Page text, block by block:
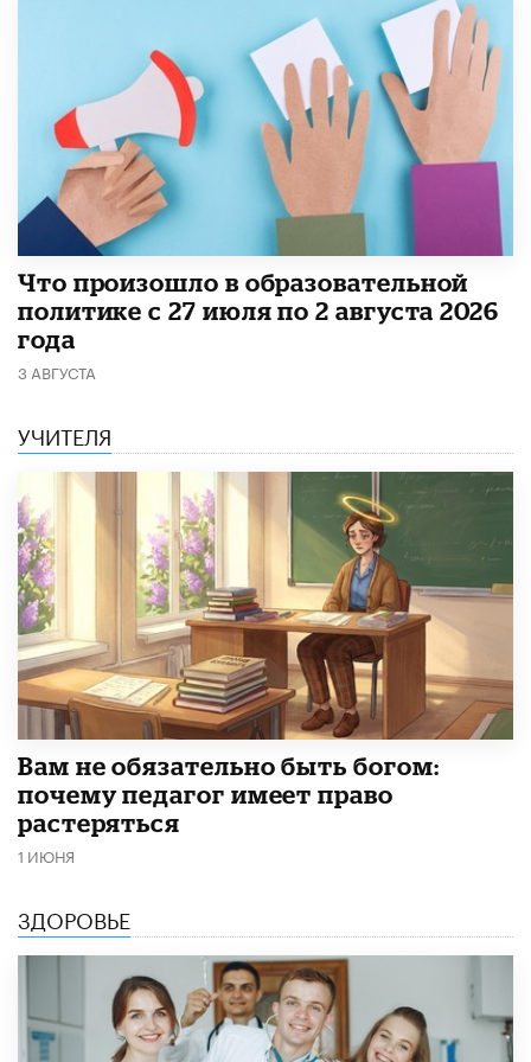
​Что произошло в образовательной
политике с 27 июля по 2 августа 2026
года
3 АВГУСТА
УЧИТЕЛЯ
​Вам не обязательно быть богом:
почему педагог имеет право
растеряться
1 ИЮНЯ
ЗДОРОВЬЕ